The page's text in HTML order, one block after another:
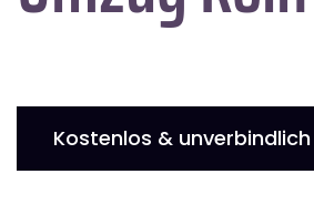
Kostenlos &